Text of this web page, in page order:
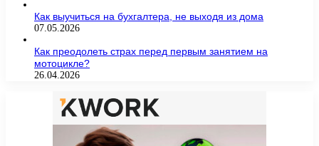
Как выучиться на бухгалтера, не выходя из дома
07.05.2026
Как преодолеть страх перед первым занятием на
мотоцикле?
26.04.2026